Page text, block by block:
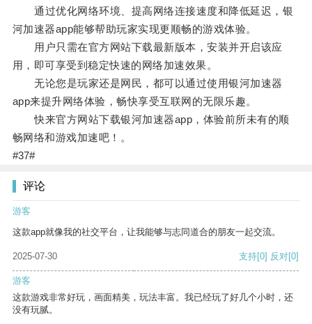
通过优化网络环境、提高网络连接速度和降低延迟，银
河加速器app能够帮助玩家实现更顺畅的游戏体验。
用户只需在官方网站下载最新版本，安装并开启该应
用，即可享受到稳定快速的网络加速效果。
无论您是玩家还是网民，都可以通过使用银河加速器
app来提升网络体验，畅快享受互联网的无限乐趣。
快来官方网站下载银河加速器app，体验前所未有的顺
畅网络和游戏加速吧！。
#37#
评论
游客
这款app就像我的社交平台，让我能够与志同道合的朋友一起交流。
2025-07-30 支持[0] 反对[0]
游客
这款游戏非常好玩，画面精美，玩法丰富。我已经玩了好几个小时，还
没有玩腻。